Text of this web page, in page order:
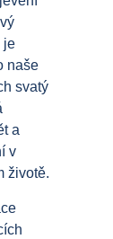
je
naše
svatý
a
v
životě.